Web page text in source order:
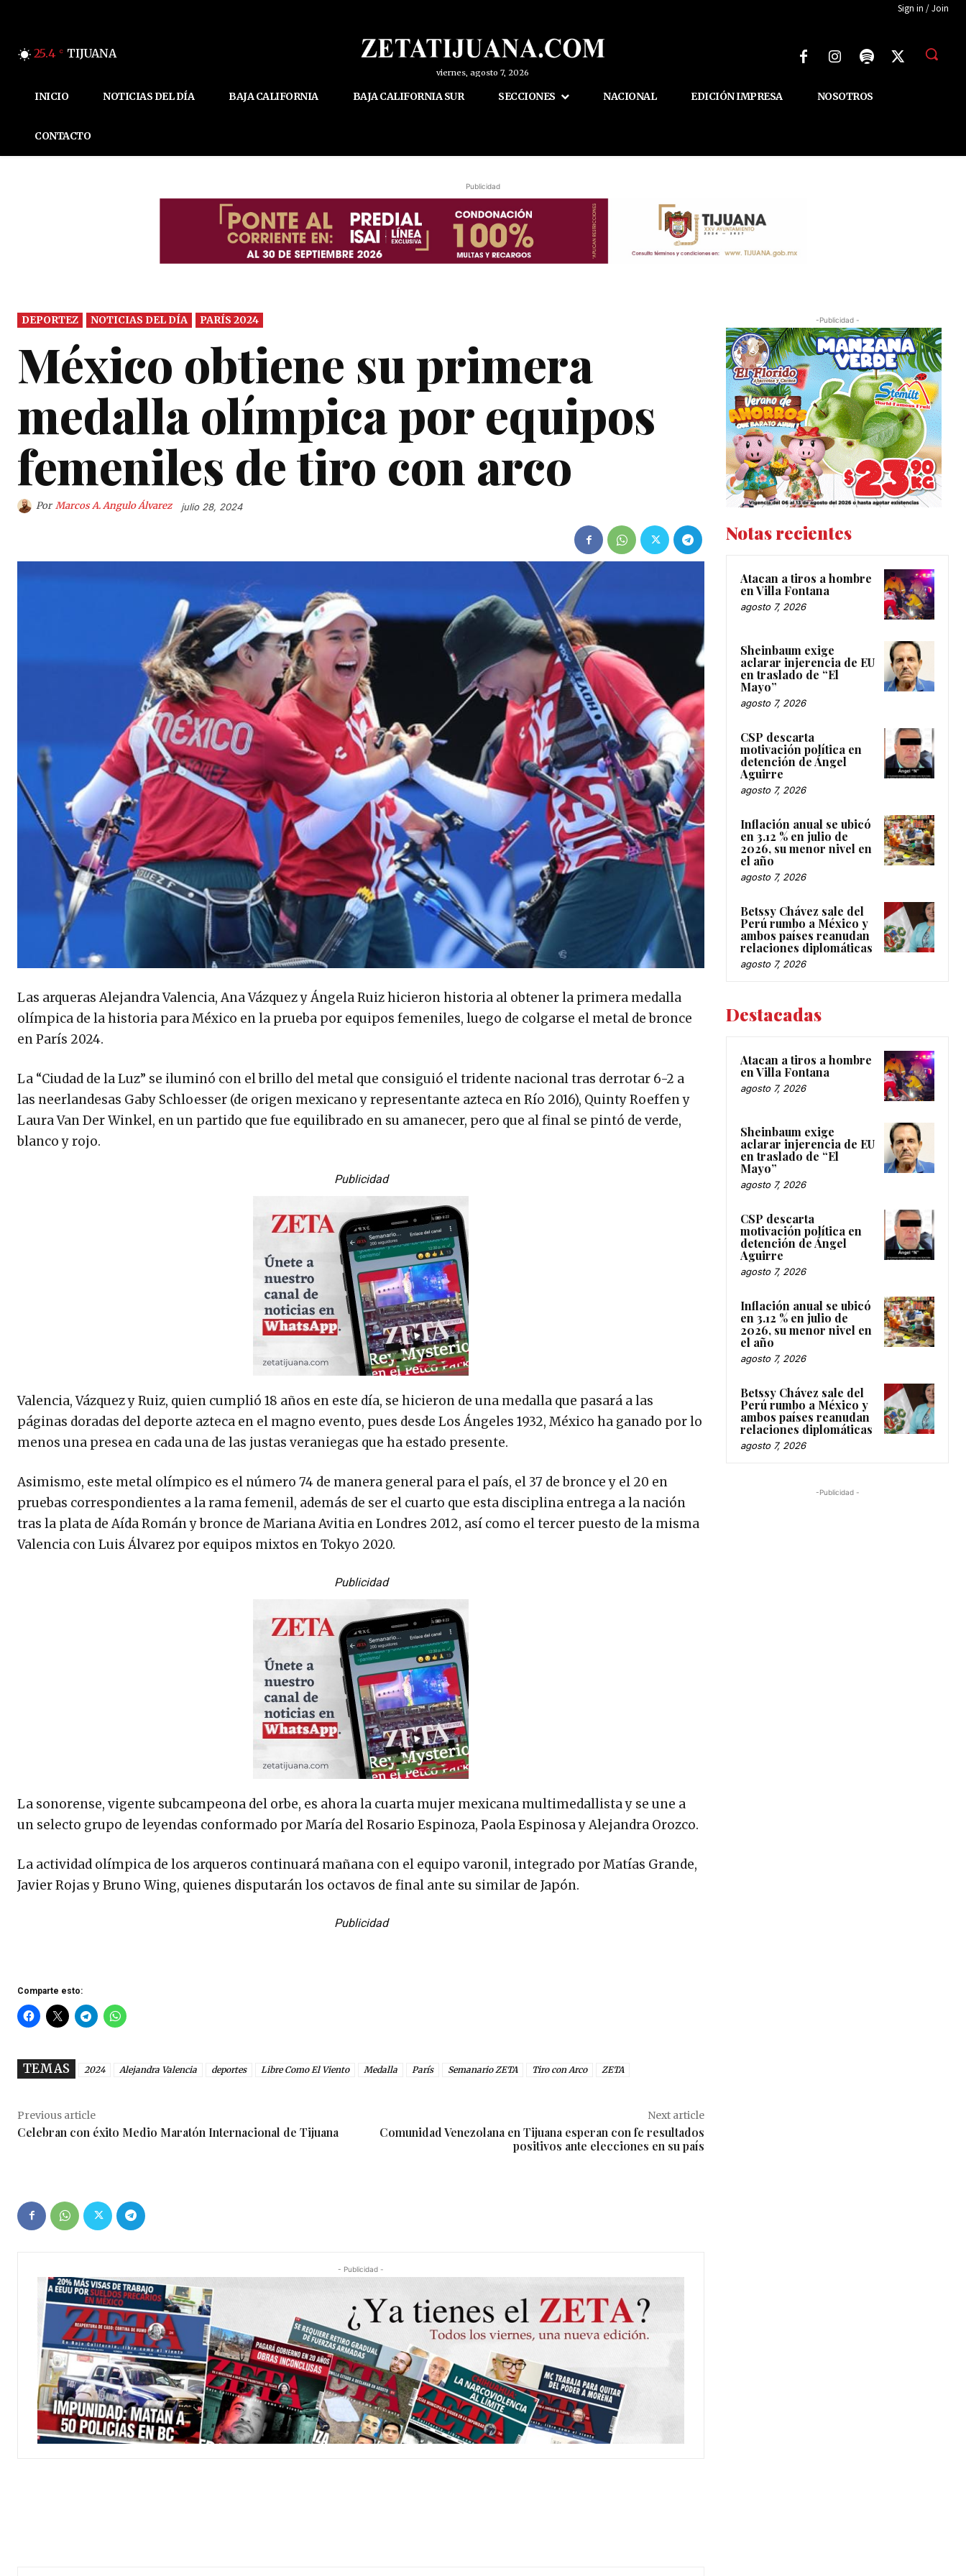
Sign in / Join
25.4 C TIJUANA
viernes, agosto 7, 2026
INICIO NOTICIAS DEL DÍA BAJA CALIFORNIA BAJA CALIFORNIA SUR SECCIONES NACIONAL EDICIÓN IMPRESA NOSOTROS
CONTACTO
Publicidad
DEPORTEZ NOTICIAS DEL DÍA PARÍS 2024
México obtiene su primera
medalla olímpica por equipos
femeniles de tiro con arco
Por Marcos A. Angulo Álvarez julio 28, 2024
Las arqueras Alejandra Valencia, Ana Vázquez y Ángela Ruiz hicieron historia al obtener la primera medalla
olímpica de la historia para México en la prueba por equipos femeniles, luego de colgarse el metal de bronce
en París 2024.
La “Ciudad de la Luz” se iluminó con el brillo del metal que consiguió el tridente nacional tras derrotar 6-2 a
las neerlandesas Gaby Schloesser (de origen mexicano y representante azteca en Río 2016), Quinty Roeffen y
Laura Van Der Winkel, en un partido que fue equilibrado en su amanecer, pero que al final se pintó de verde,
blanco y rojo.
Publicidad
Valencia, Vázquez y Ruiz, quien cumplió 18 años en este día, se hicieron de una medalla que pasará a las
páginas doradas del deporte azteca en el magno evento, pues desde Los Ángeles 1932, México ha ganado por lo
menos una presea en cada una de las justas veraniegas que ha estado presente.
Asimismo, este metal olímpico es el número 74 de manera general para el país, el 37 de bronce y el 20 en
pruebas correspondientes a la rama femenil, además de ser el cuarto que esta disciplina entrega a la nación
tras la plata de Aída Román y bronce de Mariana Avitia en Londres 2012, así como el tercer puesto de la misma
Valencia con Luis Álvarez por equipos mixtos en Tokyo 2020.
Publicidad
La sonorense, vigente subcampeona del orbe, es ahora la cuarta mujer mexicana multimedallista y se une a
un selecto grupo de leyendas conformado por María del Rosario Espinoza, Paola Espinosa y Alejandra Orozco.
La actividad olímpica de los arqueros continuará mañana con el equipo varonil, integrado por Matías Grande,
Javier Rojas y Bruno Wing, quienes disputarán los octavos de final ante su similar de Japón.
Publicidad
Comparte esto:
TEMAS 2024 Alejandra Valencia deportes Libre Como El Viento Medalla París Semanario ZETA Tiro con Arco ZETA
Previous article
Celebran con éxito Medio Maratón Internacional de Tijuana
Next article
Comunidad Venezolana en Tijuana esperan con fe resultados
positivos ante elecciones en su país
- Publicidad -
-Publicidad -
Notas recientes
Atacan a tiros a hombre
en Villa Fontana
agosto 7, 2026
Sheinbaum exige
aclarar injerencia de EU
en traslado de “El
Mayo”
agosto 7, 2026
CSP descarta
motivación política en
detención de Ángel
Aguirre
agosto 7, 2026
Inflación anual se ubicó
en 3.12 % en julio de
2026, su menor nivel en
el año
agosto 7, 2026
Betssy Chávez sale del
Perú rumbo a México y
ambos países reanudan
relaciones diplomáticas
agosto 7, 2026
Destacadas
Atacan a tiros a hombre
en Villa Fontana
agosto 7, 2026
Sheinbaum exige
aclarar injerencia de EU
en traslado de “El
Mayo”
agosto 7, 2026
CSP descarta
motivación política en
detención de Ángel
Aguirre
agosto 7, 2026
Inflación anual se ubicó
en 3.12 % en julio de
2026, su menor nivel en
el año
agosto 7, 2026
Betssy Chávez sale del
Perú rumbo a México y
ambos países reanudan
relaciones diplomáticas
agosto 7, 2026
-Publicidad -